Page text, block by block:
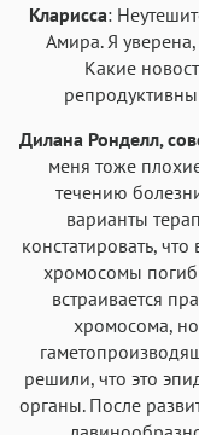
Кларисса:
Амира. Я
Какие
Дилана Ронделл,
меня тоже
течению
варианты
констатировать,
хромосомы
встраивается
хромосома,
решили, что это
органы. После